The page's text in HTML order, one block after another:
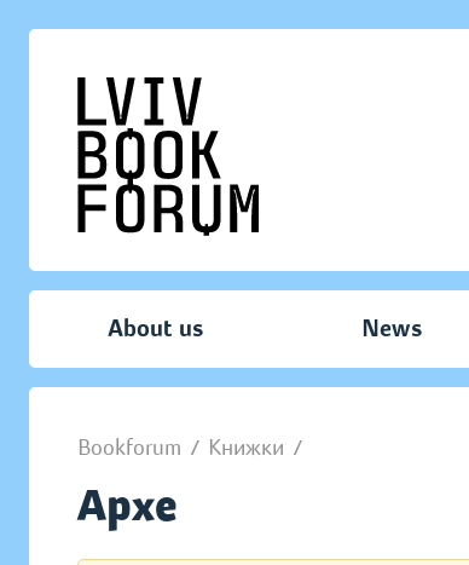
About us News
Bookforum / Книжки /
Архе